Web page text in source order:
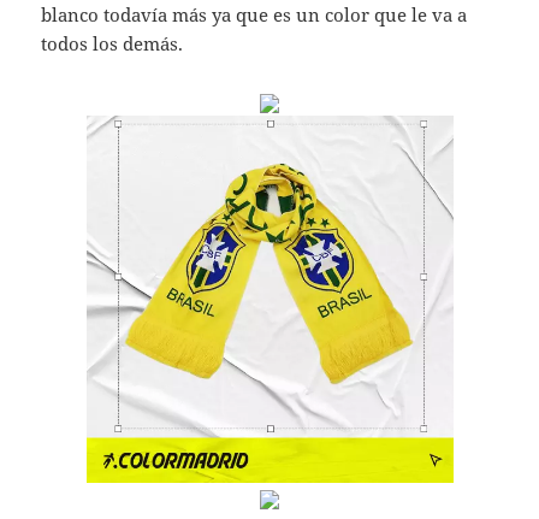
blanco todavía más ya que es un color que le va a
todos los demás.